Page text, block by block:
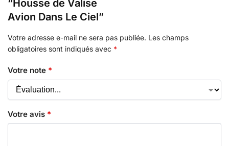
“Housse de Valise
Avion Dans Le Ciel”
Votre adresse e-mail ne sera pas publiée. Les champs
obligatoires sont indiqués avec *
Votre note *
Votre avis *